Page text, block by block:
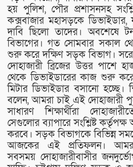
হয় পুলিশ, পৌর প্রশাসনসহ
কক্সবাজার মহাসড়কে ডিভাইডার,
দাবি ছিলো তাদের। অবশেষে
বিভাগের। গত সোমবার সকাল
শুরু করে দক্ষিণ সড়ক বিভাগ।
দোহাজারী ব্রিজের উত্তর পাশে
থেকে ডিভাইডারের কাজ শুরু
মিটার ডিভাইডার বসানো হচ্ছে।
বলেন, আমরা চাই এই দোহাজারী
সাধারণ শিক্ষার্থীরা
সেগুলোর ব্যাপারে সংশ্লিষ্ট
করবে। সড়ক বিভাগকে বিভিন্ন
আজকের এই প্রতিফলন। আমরা
সবসময় দোহাজারীবাসীর